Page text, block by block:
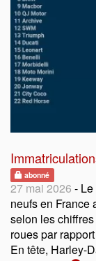
abonné
27 mai 2026 -
neufs en France
selon les
roues par
En tête, Harley-